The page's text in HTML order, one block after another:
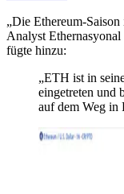
„Die Ethereum-
Analyst
fügte hinzu:
„ETH ist in
eingetreten und
auf dem Weg in